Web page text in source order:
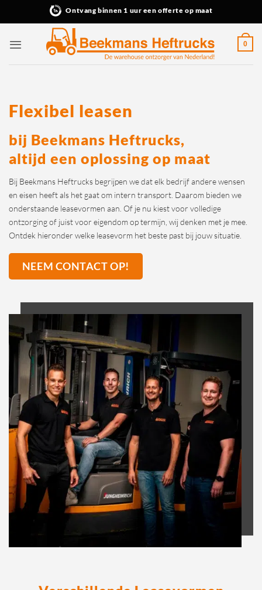
Ontvang binnen 1 uur een offerte op maat
0
Flexibel leasen
bij Beekmans Heftrucks,
altijd een oplossing op maat
Bij Beekmans Heftrucks begrijpen we dat elk bedrijf andere wensen
en eisen heeft als het gaat om intern transport. Daarom bieden we
onderstaande leasevormen aan. Of je nu kiest voor volledige
ontzorging of juist voor eigendom op termijn, wij denken met je mee.
Ontdek hieronder welke leasevorm het beste past bij jouw situatie.
NEEM CONTACT OP!